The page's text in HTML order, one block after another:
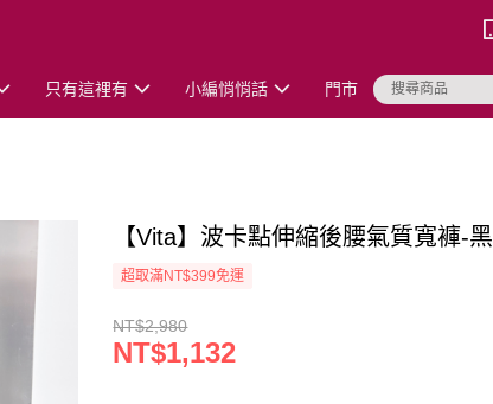
只有這裡有 小編悄悄話 門市
【Vita】波卡點伸縮後腰氣質寬褲-黑
超取滿NT$399免運
NT$2,980
NT$1,132